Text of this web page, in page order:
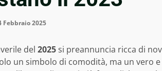
Febbraio 2025
del 2025si preannuncia ricca di
un simbolo di comodità, ma un vero